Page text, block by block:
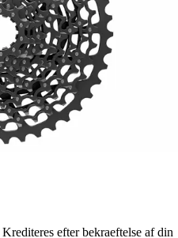
Krediteres efter bekraeftelse af din